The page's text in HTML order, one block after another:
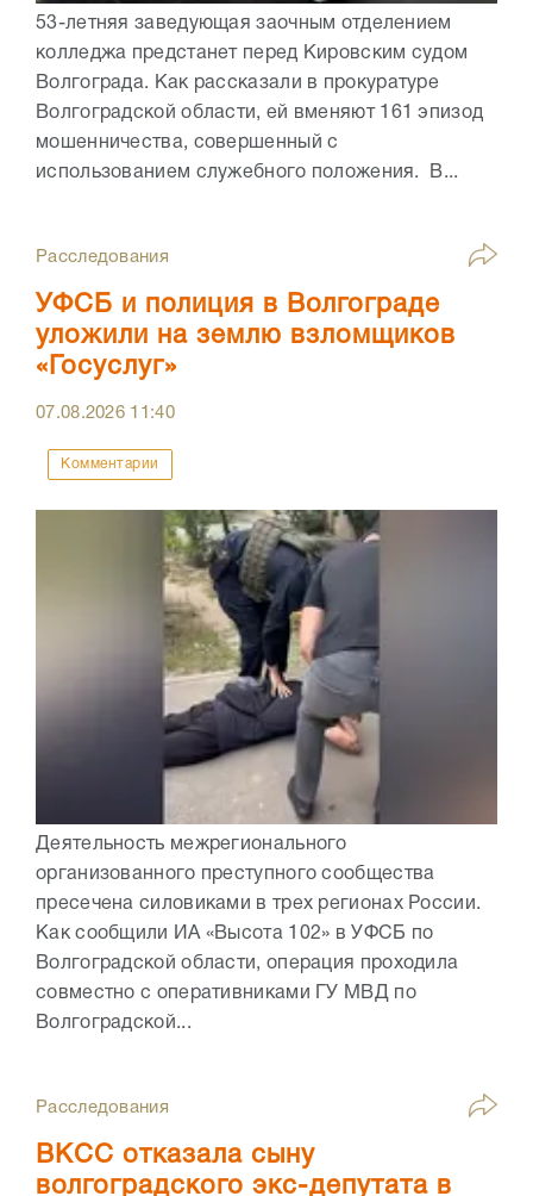
53-летняя заведующая заочным отделением
колледжа предстанет перед Кировским судом
Волгограда. Как рассказали в прокуратуре
Волгоградской области, ей вменяют 161 эпизод
мошенничества, совершенный с
использованием служебного положения. В...
Расследования
УФСБ и полиция в Волгограде
уложили на землю взломщиков
«Госуслуг»
07.08.2026 11:40
Комментарии
Деятельность межрегионального
организованного преступного сообщества
пресечена силовиками в трех регионах России.
Как сообщили ИА «Высота 102» в УФСБ по
Волгоградской области, операция проходила
совместно с оперативниками ГУ МВД по
Волгоградской...
Расследования
ВКСС отказала сыну
волгоградского экс-депутата в